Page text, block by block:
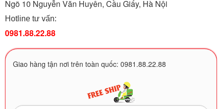
Ngõ 10 Nguyễn Văn Huyên, Cầu Giấy, Hà Nội
Hotline tư vấn:
0981.88.22.88
Giao hàng tận nơi trên toàn quốc: 0981.88.22.88